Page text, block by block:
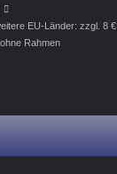
EU-Länder: zzgl. 8 €
Rahmen